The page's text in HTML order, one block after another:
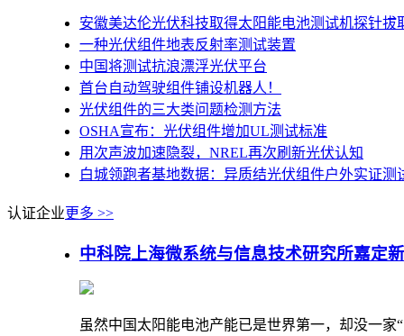
安徽美达伦光伏科技取得太阳能电池测试机探针
一种光伏组件地表反射率测试装置
中国将测试抗浪漂浮光伏平台
首台自动驾驶组件铺设机器人！
光伏组件的三大类问题检测方法
OSHA宣布：光伏组件增加UL测试标准
用次声波加速隐裂，NREL再次刷新光伏认知
白城领跑者基地数据：异质结光伏组件户外实证测
认证企业更多 >>
中科院上海微系统与信息技术研究所嘉定
虽然中国太阳能电池产能已是世界第一，却没一家